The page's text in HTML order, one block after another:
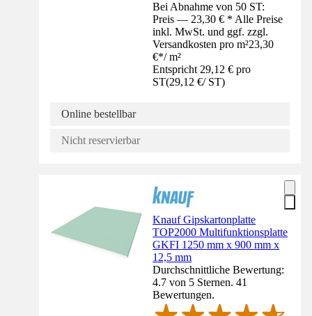
Bei Abnahme von 50 ST:
Preis — 23,30 € * Alle Preise
inkl. MwSt. und ggf. zzgl.
Versandkosten pro m²23,30
€*/ m²
Entspricht 29,12 € pro
ST(29,12 €/ ST)
Online bestellbar
Nicht reservierbar
Knauf Gipskartonplatte
TOP2000 Multifunktionsplatte
GKFI 1250 mm x 900 mm x
12,5 mm
Durchschnittliche Bewertung:
4.7 von 5 Sternen. 41
Bewertungen.